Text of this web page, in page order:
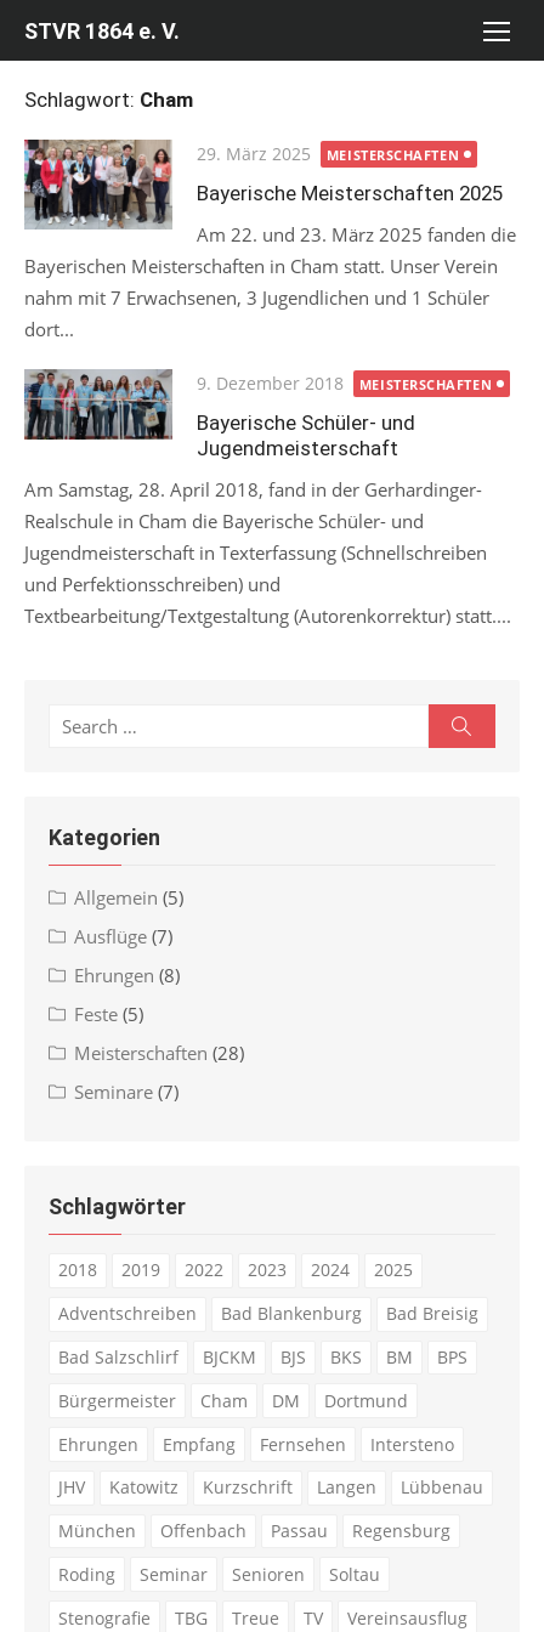
STVR 1864 e. V.
Schlagwort: Cham
Posted
on
29. März 2025 MEISTERSCHAFTEN
Bayerische Meisterschaften 2025
Am 22. und 23. März 2025 fanden die
Bayerischen Meisterschaften in Cham statt. Unser Verein
nahm mit 7 Erwachsenen, 3 Jugendlichen und 1 Schüler
dort...
Posted
on
9. Dezember 2018 MEISTERSCHAFTEN
Bayerische Schüler- und
Jugendmeisterschaft
Am Samstag, 28. April 2018, fand in der Gerhardinger-
Realschule in Cham die Bayerische Schüler- und
Jugendmeisterschaft in Texterfassung (Schnellschreiben
und Perfektionsschreiben) und
Textbearbeitung/Textgestaltung (Autorenkorrektur) statt....
Search
Kategorien
Allgemein (5)
Ausflüge (7)
Ehrungen (8)
Feste (5)
Meisterschaften (28)
Seminare (7)
Schlagwörter
2018 2019 2022 2023 2024
2025
Adventschreiben
Bad Blankenburg
Bad Breisig
Bad Salzschlirf
BJCKM BJS BKS BM
BPS
Bürgermeister
Cham DM
Dortmund
Ehrungen
Empfang Fernsehen
Intersteno
JHV
Katowitz Kurzschrift Langen
Lübbenau
München
Offenbach Passau
Regensburg
Roding
Seminar Senioren
Soltau
Stenografie
TBG Treue TV Vereinsausflug